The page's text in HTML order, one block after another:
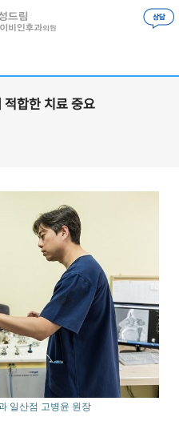
적합한 치료 중요
일산점 고병윤 원장